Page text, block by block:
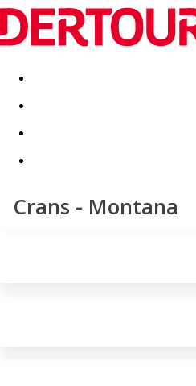
Destinatii Vacanta perfecta
Crans - Montana